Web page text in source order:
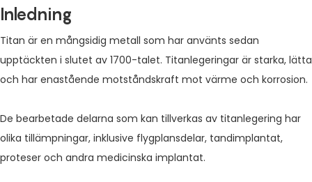
Inledning
Titan är en mångsidig metall som har använts sedan
upptäckten i slutet av 1700-talet. Titanlegeringar är starka, lätta
och har enastående motståndskraft mot värme och korrosion.
De bearbetade delarna som kan tillverkas av titanlegering har
olika tillämpningar, inklusive flygplansdelar, tandimplantat,
proteser och andra medicinska implantat.